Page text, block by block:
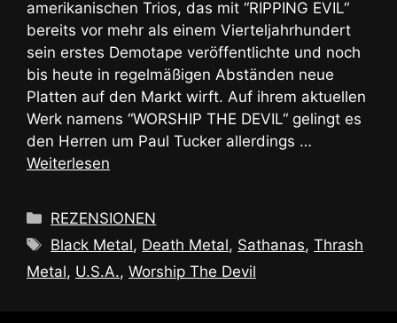
amerikanischen Trios, das mit “RIPPING EVIL“
bereits vor mehr als einem Vierteljahrhundert
sein erstes Demotape veröffentlichte und noch
bis heute in regelmäßigen Abständen neue
Platten auf den Markt wirft. Auf ihrem aktuellen
Werk namens “WORSHIP THE DEVIL“ gelingt es
den Herren um Paul Tucker allerdings …
Weiterlesen
Kategorien
REZENSIONEN
Schlagwörter
Black Metal, Death Metal, Sathanas,Thrash
Metal, U.S.A., Worship The Devil